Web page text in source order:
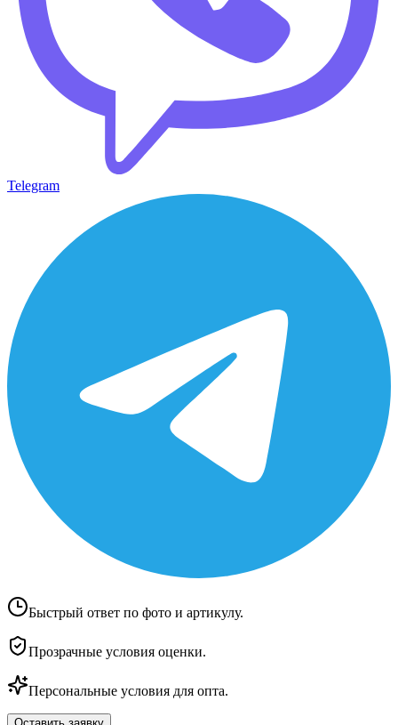
Telegram
Быстрый ответ по фото и артикулу.
Прозрачные условия оценки.
Персональные условия для опта.